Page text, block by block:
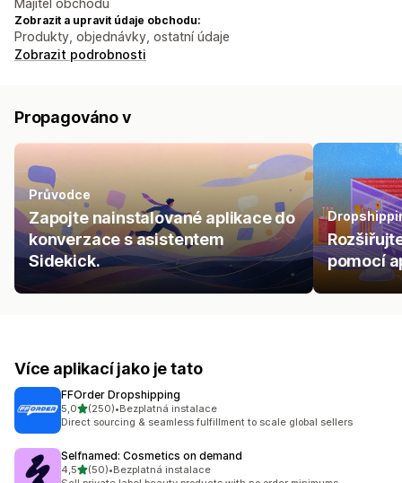
Majitel obchodu
Zobrazit a upravit údaje obchodu:
Produkty, objednávky, ostatní údaje
Zobrazit podrobnosti
Propagováno v
Průvodce
Zapojte nainstalované aplikace do
konverzace s asistentem
Sidekick.
pomocí
Více aplikací jako je tato
FFOrder Dropshipping
5,0z 5 hvězd
(250)
Celkový počet recenzí: 250
•Bezplatná instalace
Direct sourcing & seamless fulfillment to scale global sellers
Selfnamed: Cosmetics on demand
4,5z 5 hvězd
(50)
Celkový počet recenzí: 50
•Bezplatná instalace